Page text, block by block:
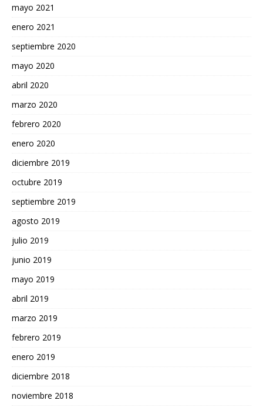
mayo 2021
enero 2021
septiembre 2020
mayo 2020
abril 2020
marzo 2020
febrero 2020
enero 2020
diciembre 2019
octubre 2019
septiembre 2019
agosto 2019
julio 2019
junio 2019
mayo 2019
abril 2019
marzo 2019
febrero 2019
enero 2019
diciembre 2018
noviembre 2018